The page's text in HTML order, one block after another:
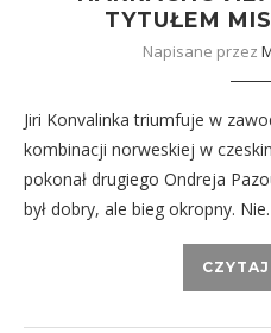
TYTUŁEM
Napisane przez
Jiri Konvalinka triumfuje w
kombinacji norweskiej w
pokonał drugiego Ondreja
był dobry, ale bieg okropny.